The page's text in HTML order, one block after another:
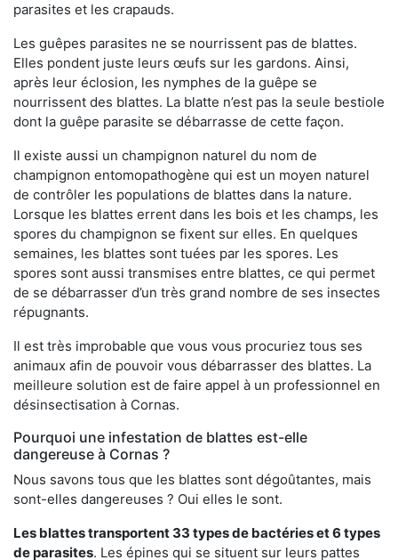
parasites et les crapauds.
Les guêpes parasites ne se nourrissent pas de blattes.
Elles pondent juste leurs œufs sur les gardons. Ainsi,
après leur éclosion, les nymphes de la guêpe se
nourrissent des blattes. La blatte n’est pas la seule bestiole
dont la guêpe parasite se débarrasse de cette façon.
Il existe aussi un champignon naturel du nom de
champignon entomopathogène qui est un moyen naturel
de contrôler les populations de blattes dans la nature.
Lorsque les blattes errent dans les bois et les champs, les
spores du champignon se fixent sur elles. En quelques
semaines, les blattes sont tuées par les spores. Les
spores sont aussi transmises entre blattes, ce qui permet
de se débarrasser d’un très grand nombre de ses insectes
répugnants.
Il est très improbable que vous vous procuriez tous ses
animaux afin de pouvoir vous débarrasser des blattes. La
meilleure solution est de faire appel à un professionnel en
désinsectisation à Cornas.
Pourquoi une infestation de blattes est-elle
dangereuse à Cornas ?
Nous savons tous que les blattes sont dégoûtantes, mais
sont-elles dangereuses ? Oui elles le sont.
Les blattes transportent 33 types de bactéries et 6 types
de parasites. Les épines qui se situent sur leurs pattes